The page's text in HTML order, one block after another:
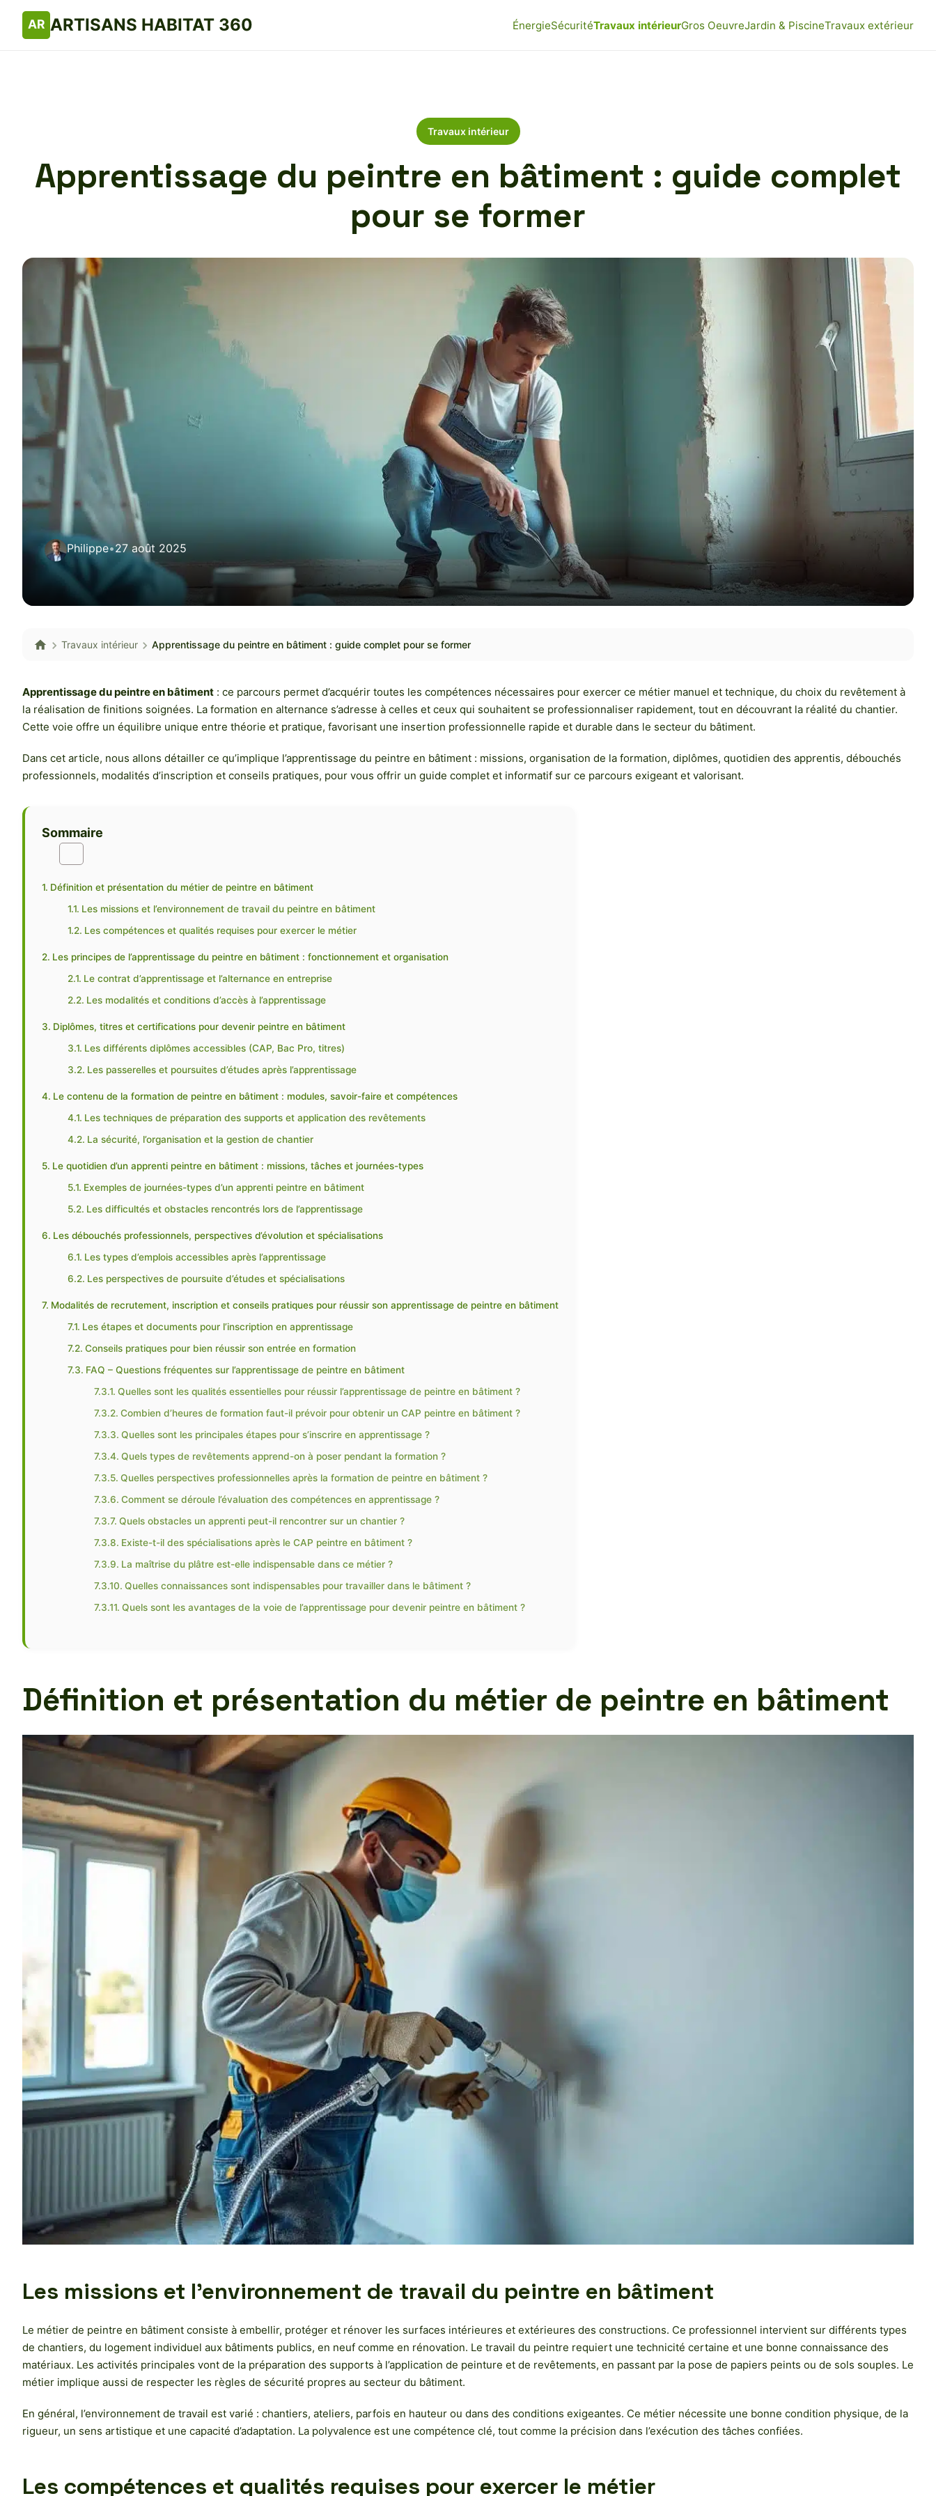
ARTISANS HABITAT 360 ÉnergieSécuritéTravaux intérieurGros OeuvreJardin & PiscineTravaux extérieur
Travaux intérieur
Apprentissage du peintre en bâtiment : guide complet
pour se former
Philippe•27 août 2025
Travaux intérieur Apprentissage du peintre en bâtiment : guide complet pour se former
Apprentissage du peintre en bâtiment : ce parcours permet d’acquérir toutes les compétences nécessaires pour exercer ce métier manuel et technique, du choix du revêtement à
la réalisation de finitions soignées. La formation en alternance s’adresse à celles et ceux qui souhaitent se professionnaliser rapidement, tout en découvrant la réalité du chantier.
Cette voie offre un équilibre unique entre théorie et pratique, favorisant une insertion professionnelle rapide et durable dans le secteur du bâtiment.
Dans cet article, nous allons détailler ce qu’implique l’apprentissage du peintre en bâtiment : missions, organisation de la formation, diplômes, quotidien des apprentis, débouchés
professionnels, modalités d’inscription et conseils pratiques, pour vous offrir un guide complet et informatif sur ce parcours exigeant et valorisant.
Sommaire
Définition et présentation du métier de peintre en bâtiment
Les missions et l’environnement de travail du peintre en bâtiment
Les compétences et qualités requises pour exercer le métier
Les principes de l’apprentissage du peintre en bâtiment : fonctionnement et organisation
Le contrat d’apprentissage et l’alternance en entreprise
Les modalités et conditions d’accès à l’apprentissage
Diplômes, titres et certifications pour devenir peintre en bâtiment
Les différents diplômes accessibles (CAP, Bac Pro, titres)
Les passerelles et poursuites d’études après l’apprentissage
Le contenu de la formation de peintre en bâtiment : modules, savoir-faire et compétences
Les techniques de préparation des supports et application des revêtements
La sécurité, l’organisation et la gestion de chantier
Le quotidien d’un apprenti peintre en bâtiment : missions, tâches et journées-types
Exemples de journées-types d’un apprenti peintre en bâtiment
Les difficultés et obstacles rencontrés lors de l’apprentissage
Les débouchés professionnels, perspectives d’évolution et spécialisations
Les types d’emplois accessibles après l’apprentissage
Les perspectives de poursuite d’études et spécialisations
Modalités de recrutement, inscription et conseils pratiques pour réussir son apprentissage de peintre en bâtiment
Les étapes et documents pour l’inscription en apprentissage
Conseils pratiques pour bien réussir son entrée en formation
FAQ – Questions fréquentes sur l’apprentissage de peintre en bâtiment
Quelles sont les qualités essentielles pour réussir l’apprentissage de peintre en bâtiment ?
Combien d’heures de formation faut-il prévoir pour obtenir un CAP peintre en bâtiment ?
Quelles sont les principales étapes pour s’inscrire en apprentissage ?
Quels types de revêtements apprend-on à poser pendant la formation ?
Quelles perspectives professionnelles après la formation de peintre en bâtiment ?
Comment se déroule l’évaluation des compétences en apprentissage ?
Quels obstacles un apprenti peut-il rencontrer sur un chantier ?
Existe-t-il des spécialisations après le CAP peintre en bâtiment ?
La maîtrise du plâtre est-elle indispensable dans ce métier ?
Quelles connaissances sont indispensables pour travailler dans le bâtiment ?
Quels sont les avantages de la voie de l’apprentissage pour devenir peintre en bâtiment ?
Définition et présentation du métier de peintre en bâtiment
Les missions et l’environnement de travail du peintre en bâtiment
Le métier de peintre en bâtiment consiste à embellir, protéger et rénover les surfaces intérieures et extérieures des constructions. Ce professionnel intervient sur différents types
de chantiers, du logement individuel aux bâtiments publics, en neuf comme en rénovation. Le travail du peintre requiert une technicité certaine et une bonne connaissance des
matériaux. Les activités principales vont de la préparation des supports à l’application de peinture et de revêtements, en passant par la pose de papiers peints ou de sols souples. Le
métier implique aussi de respecter les règles de sécurité propres au secteur du bâtiment.
En général, l’environnement de travail est varié : chantiers, ateliers, parfois en hauteur ou dans des conditions exigeantes. Ce métier nécessite une bonne condition physique, de la
rigueur, un sens artistique et une capacité d’adaptation. La polyvalence est une compétence clé, tout comme la précision dans l’exécution des tâches confiées.
Les compétences et qualités requises pour exercer le métier